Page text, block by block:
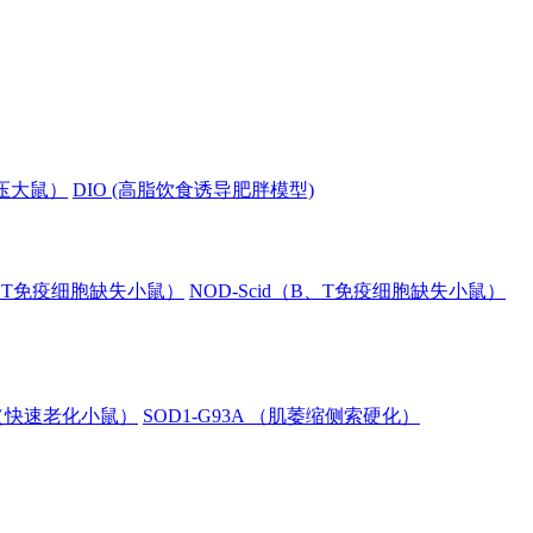
大鼠） DIO (高脂饮食诱导肥胖模型)
免疫细胞缺失小鼠）
NOD-Scid（B、T免疫细胞缺失小鼠）
速老化小鼠） SOD1-G93A （肌萎缩侧索硬化）